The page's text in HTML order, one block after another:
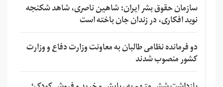
سازمان حقوق بشر ایران: شاهین ناصری، شاهد شکنجه
نوید افکاری، در زندان جان باخته است
دو فرمانده نظامی طالبان به معاونت وزارت دفاع و وزارت
کشور منصوب شدند